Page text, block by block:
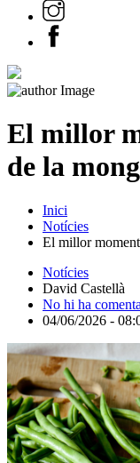
El millor
de la
Inici
Notícies
El millor
Notícies
David Castellà
No hi ha
04/06/2026 -